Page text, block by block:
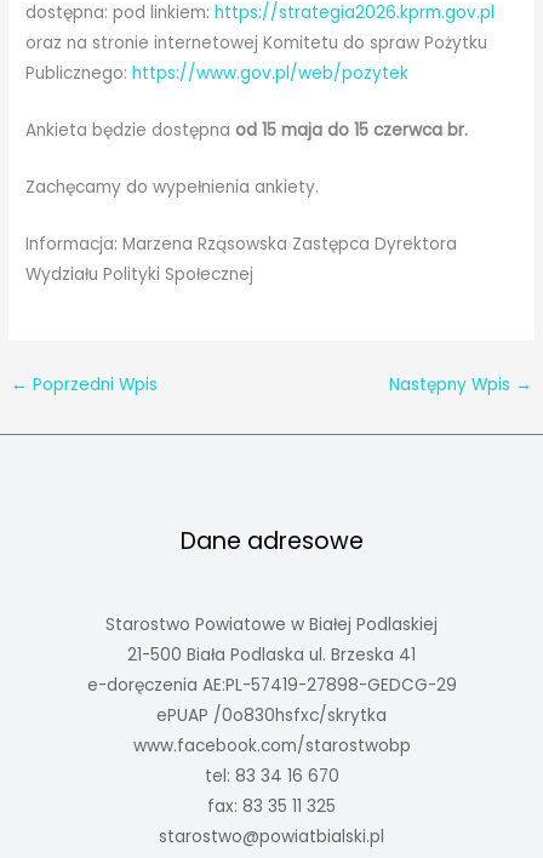
dostępna: pod linkiem:https://strategia2026.kprm.gov.pl
oraz na stronie internetowej Komitetu do spraw Pożytku
Publicznego:https://www.gov.pl/web/pozytek
Ankieta będzie dostępnaod 15 maja do 15 czerwca br.
Zachęcamy do wypełnienia ankiety.
Informacja: Marzena Rząsowska Zastępca Dyrektora
Wydziału Polityki Społecznej
← Poprzedni Wpis Następny Wpis →
Dane adresowe
Starostwo Powiatowe w Białej Podlaskiej
21-500 Biała Podlaska ul. Brzeska 41
e-doręczenia AE:PL-57419-27898-GEDCG-29
ePUAP /0o830hsfxc/skrytka
www.facebook.com/starostwobp
tel: 83 34 16 670
fax: 83 35 11 325
starostwo@powiatbialski.pl